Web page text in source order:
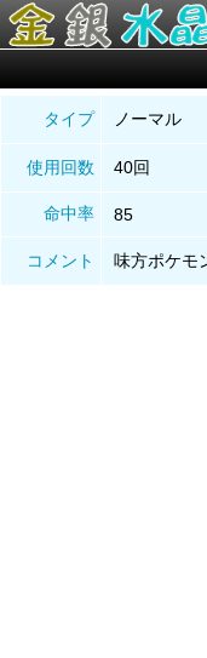
タイプ ノーマル
使用回数 40回
命中率 85
コメント 味方ポケモ